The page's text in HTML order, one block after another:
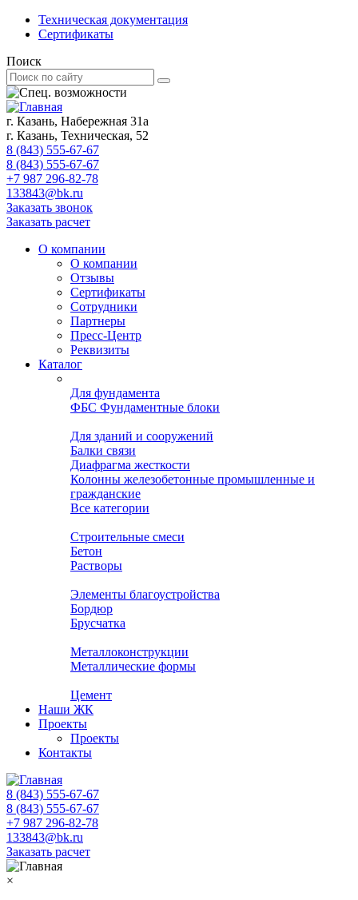
Техническая документация
Сертификаты
Поиск
г. Казань, Набережная 31а
г. Казань, Техническая, 52
8 (843) 555-67-67
8 (843) 555-67-67
+7 987 296-82-78
133843@bk.ru
Заказать звонок
Заказать расчет
О компании
О компании
Отзывы
Сертификаты
Сотрудники
Партнеры
Пресс-Центр
Реквизиты
Каталог
Для фундамента
ФБС Фундаментные блоки
Для зданий и сооружений
Балки связи
Диафрагма жесткости
Колонны железобетонные промышленные и
гражданские
Все категории
Строительные смеси
Бетон
Растворы
Элементы благоустройства
Бордюр
Брусчатка
Металлоконструкции
Металлические формы
Цемент
Наши ЖК
Проекты
Проекты
Контакты
8 (843) 555-67-67
8 (843) 555-67-67
+7 987 296-82-78
133843@bk.ru
Заказать расчет
×